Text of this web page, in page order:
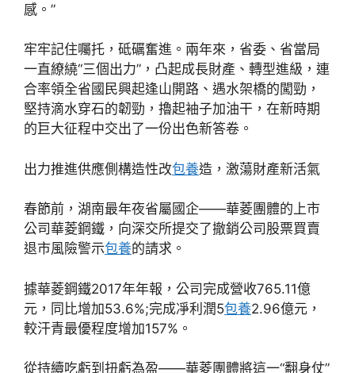
感。”
牢牢記住囑托，砥礪奮進。兩年來，省委、省當局
一直繚繞“三個出力”，凸起成長財產、轉型進級，連
合率領全省國民興起逢山開路、遇水架橋的闖勁，
堅持滴水穿石的韌勁，擼起袖子加油干，在新時期
的巨大征程中交出了一份出色新答卷。
出力推進供應側構造性改包養造，激蕩財產新活氣
春節前，湖南最年夜省屬國企——華菱團體的上市
公司華菱鋼鐵，向深交所提交了撤銷公司股票買賣
退市風險警示包養的請求。
據華菱鋼鐵2017年年報，公司完成營收765.11億
元，同比增加53.6%;完成凈利潤5包養2.96億元，
較汗青最優程度增加157%。
從持續吃虧到扭虧為盈——華菱團體將這一“翻身仗”